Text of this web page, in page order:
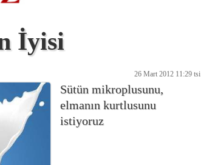
İyisi
26 Mart 2012 11:29 tsi
Sütün mikroplusunu,
elmanın kurtlusunu
istiyoruz